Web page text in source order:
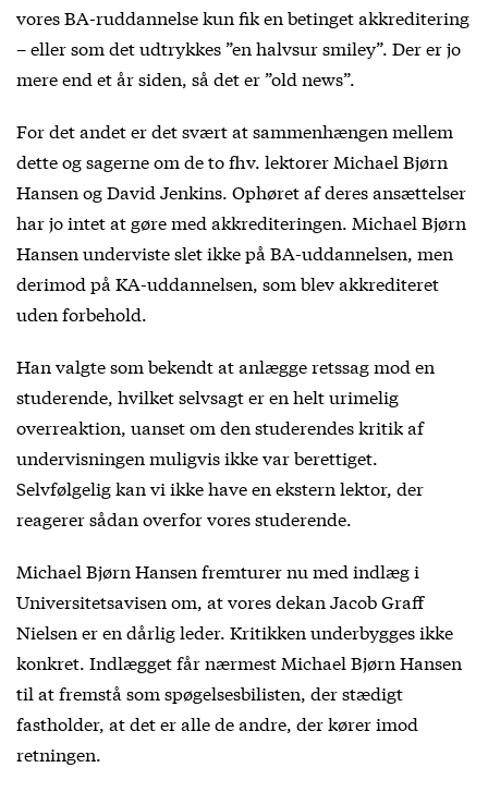
vores BA-ruddannelse kun fik en betinget akkreditering
– eller som det udtrykkes ”en halvsur smiley”. Der er jo
mere end et år siden, så det er ”old news”.
For det andet er det svært at sammenhængen mellem
dette og sagerne om de to fhv. lektorer Michael Bjørn
Hansen og David Jenkins. Ophøret af deres ansættelser
har jo intet at gøre med akkrediteringen. Michael Bjørn
Hansen underviste slet ikke på BA-uddannelsen, men
derimod på KA-uddannelsen, som blev akkrediteret
uden forbehold.
Han valgte som bekendt at anlægge retssag mod en
studerende, hvilket selvsagt er en helt urimelig
overreaktion, uanset om den studerendes kritik af
undervisningen muligvis ikke var berettiget.
Selvfølgelig kan vi ikke have en ekstern lektor, der
reagerer sådan overfor vores studerende.
Michael Bjørn Hansen fremturer nu med indlæg i
Universitetsavisen om, at vores dekan Jacob Graff
Nielsen er en dårlig leder. Kritikken underbygges ikke
konkret. Indlægget får nærmest Michael Bjørn Hansen
til at fremstå som spøgelsesbilisten, der stædigt
fastholder, at det er alle de andre, der kører imod
retningen.